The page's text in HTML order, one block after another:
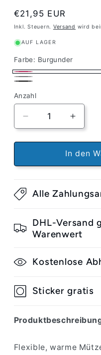
Normaler
Preis
€21,95 EUR
Inkl. Steuern. Versand wird
AUF LAGER
Farbe: Burgunder
Burgunder
Grau
Anzahl
Verringere
die
Menge
Über
Classic
Erhöhe
die
für
Über
In den
Alle
DHL-Versand
Warenwert
Kostenlose
Sticker gratis
Flexible, warme